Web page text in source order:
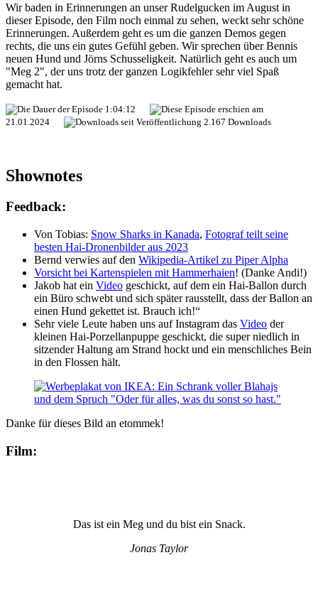
Wir baden in Erinnerungen an unser Rudelgucken im August in
dieser Episode, den Film noch einmal zu sehen, weckt sehr schöne
Erinnerungen. Außerdem geht es um die ganzen Demos gegen
rechts, die uns ein gutes Gefühl geben. Wir sprechen über Bennis
neuen Hund und Jörns Schusseligkeit. Natürlich geht es auch um
"Meg 2", der uns trotz der ganzen Logikfehler sehr viel Spaß
gemacht hat.
1:04:12
21.01.2024
2.167 Downloads
Shownotes
Feedback:
Von Tobias: Snow Sharks in Kanada, Fotograf teilt seine
besten Hai-Dronenbilder aus 2023
Bernd verwies auf den Wikipedia-Artikel zu Piper Alpha
Vorsicht bei Kartenspielen mit Hammerhaien! (Danke Andi!)
Jakob hat ein Video geschickt, auf dem ein Hai-Ballon durch
ein Büro schwebt und sich später rausstellt, dass der Ballon an
einen Hund gekettet ist. Brauch ich!“
Sehr viele Leute haben uns auf Instagram das Video der
kleinen Hai-Porzellanpuppe geschickt, die super niedlich in
sitzender Haltung am Strand hockt und ein menschliches Bein
in den Flossen hält.
Danke für dieses Bild an etommek!
Film:
Das ist ein Meg und du bist ein Snack.
Jonas Taylor